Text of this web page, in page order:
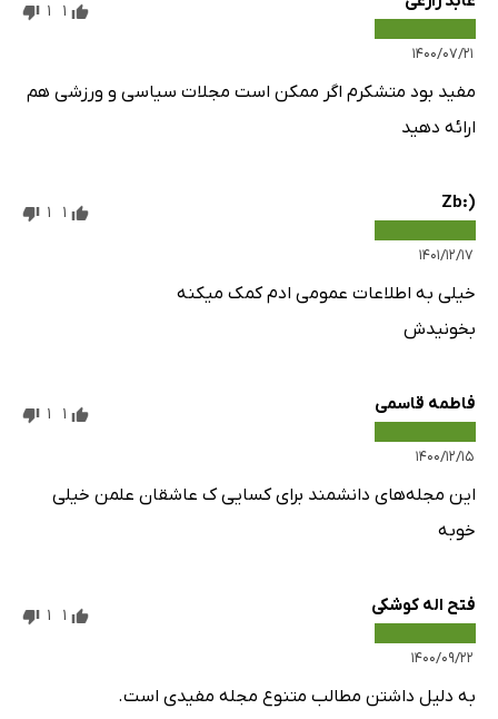
۱۴۰۰/۰۷/۲۱
1
1
مفید بود متشکرم اگر ممکن است مجلات سیاسی و ورزشی هم
ارائه دهید
(:Zb
۱۴۰۱/۱۲/۱۷
1
1
خیلی به اطلاعات عمومی ادم کمک میکنه
بخونیدش
فاطمه قاسمی
۱۴۰۰/۱۲/۱۵
1
1
این مجله‌های دانشمند برای کسایی ک عاشقان علمن خیلی
خوبه
فتح اله کوشکی
۱۴۰۰/۰۹/۲۲
1
1
به دلیل داشتن مطالب متنوع مجله مفیدی است.